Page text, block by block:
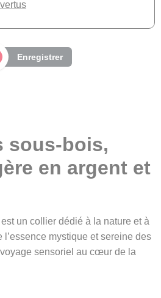
Enregistrer
sous-bois,
en argent et
est un collier dédié à la nature et à
l’essence mystique et sereine des
sensoriel au cœur de la